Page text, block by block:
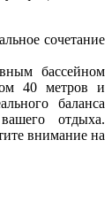
сочетание
бассейном
40 метров и
баланса
отдыха.
внимание на